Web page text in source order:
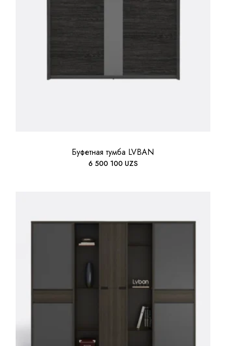
Буфетная тумба LVBAN
6 500 100 UZS